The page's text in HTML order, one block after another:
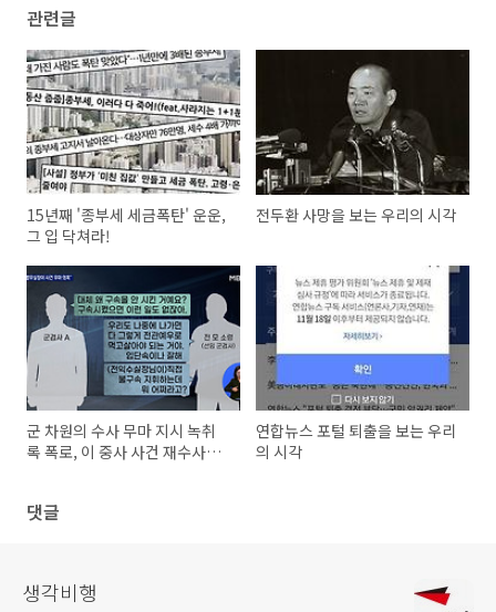
관련글
15년째 '종부세 세금폭탄' 운운,
그 입 닥쳐라!
전두환 사망을 보는 우리의 시각
군 차원의 수사 무마 지시 녹취
록 폭로, 이 중사 사건 재수사하
연합뉴스 포털 퇴출을 보는 우리
의 시각
댓글
생각비행